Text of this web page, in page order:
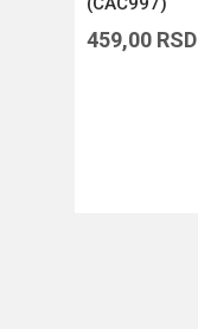
459,00 RSD